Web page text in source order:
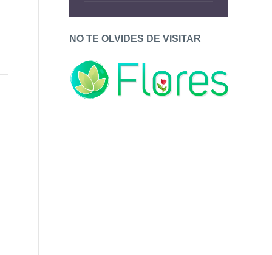
NO TE OLVIDES DE VISITAR